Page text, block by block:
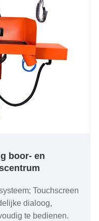
boor- en
Touchscreen
dialoog,
te bedienen.